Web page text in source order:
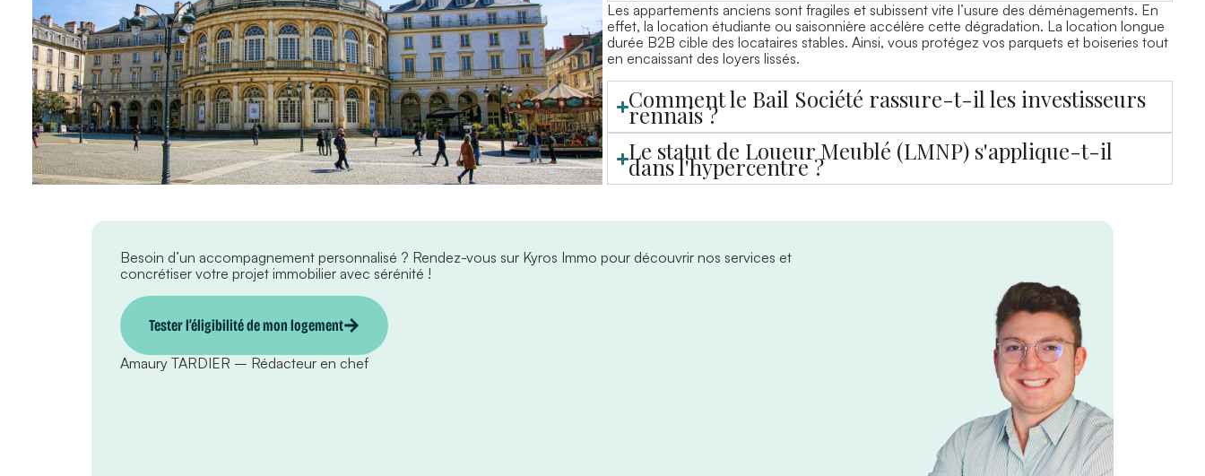
Les appartements anciens sont fragiles et subissent vite l’usure des déménagements. En
effet, la location étudiante ou saisonnière accélère cette dégradation. La location longue
durée B2B cible des locataires stables. Ainsi, vous protégez vos parquets et boiseries tout
en encaissant des loyers lissés.
Comment le Bail Société rassure-t-il les investisseurs
rennais ?
Le statut de Loueur Meublé (LMNP) s'applique-t-il
dans l'hypercentre ?
Besoin d’un accompagnement personnalisé ? Rendez-vous sur Kyros Immo pour découvrir nos services et
concrétiser votre projet immobilier avec sérénité !
Tester l’éligibilité de mon logement
Amaury TARDIER – Rédacteur en chef